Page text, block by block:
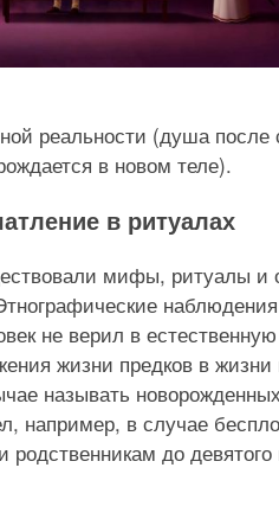
реальности (душа после
в новом теле).
в ритуалах
мифы, ритуалы
не верил в
жизни предков в
называть
например, в случае
до девятого